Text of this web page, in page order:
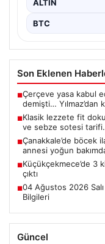
ALTIN
BTC
Son Eklenen
■Çerçeve yasa kabul
demişti… Yılmaz’dan
■Klasik lezzete fit
ve sebze sotesi
■Çanakkale’de böcek
annesi yoğun
■Küçükçekmece’de 3
çıktı
■04 Ağustos 2026
Bilgileri
Güncel